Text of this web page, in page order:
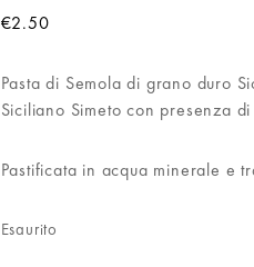
€2.50
Pasta di Semola di grano duro
Siciliano Simeto con presenza
Pastificata in acqua minerale e
Esaurito